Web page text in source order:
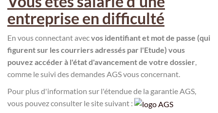
entreprise en difficulté
En vous connectant avecvos identifiant et mot de passe (qui
figurent sur les courriers adressés par l'Etude) vous
pouvez accéder à l'état d'avancement de votre dossier
comme le suivi des demandes AGS vous concernant.
Pour plus d'information sur l'étendue de la garantie AGS,
vous pouvez consulter le site suivant :